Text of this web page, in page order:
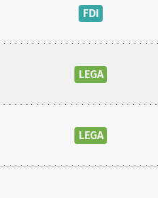
FDI
LEGA
LEGA